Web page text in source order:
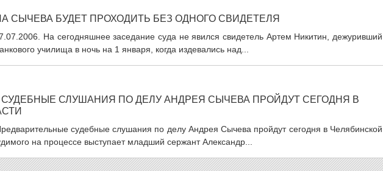
СЫЧЕВА БУДЕТ ПРОХОДИТЬ БЕЗ ОДНОГО СВИДЕТЕЛЯ
На сегодняшнее заседание суда не явился свидетель Артем Никитин, дежуривший
училища в ночь на 1 января, когда издевались над...
СЛУШАНИЯ ПО ДЕЛУ АНДРЕЯ СЫЧЕВА ПРОЙДУТ СЕГОДНЯ В
судебные слушания по делу Андрея Сычева пройдут сегодня в Челябинской
на процессе выступает младший сержант Александр...